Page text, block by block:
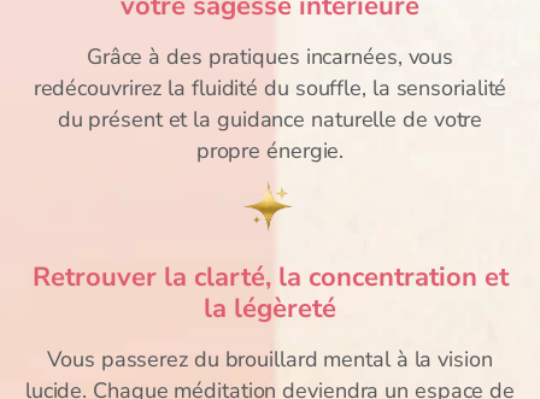
Grâce à des pratiques incarnées, vous
redécouvrirez la fluidité du souffle, la sensorialité
du présent et la guidance naturelle de votre
propre énergie.
Retrouver la clarté, la concentration et
la légèreté
Vous passerez du brouillard mental à la vision
lucide. Chaque méditation deviendra un espace de